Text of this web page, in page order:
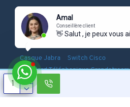
Amal
Conseillère client
👋 Salut , je peux vous
Copyright © 2019, J&M technologie,
Onduleur Eaton-Serveur Dell-
Casque Jabra Switch Cisco
Standard Téléphonique Grandstream
Pointeuse Biométrique